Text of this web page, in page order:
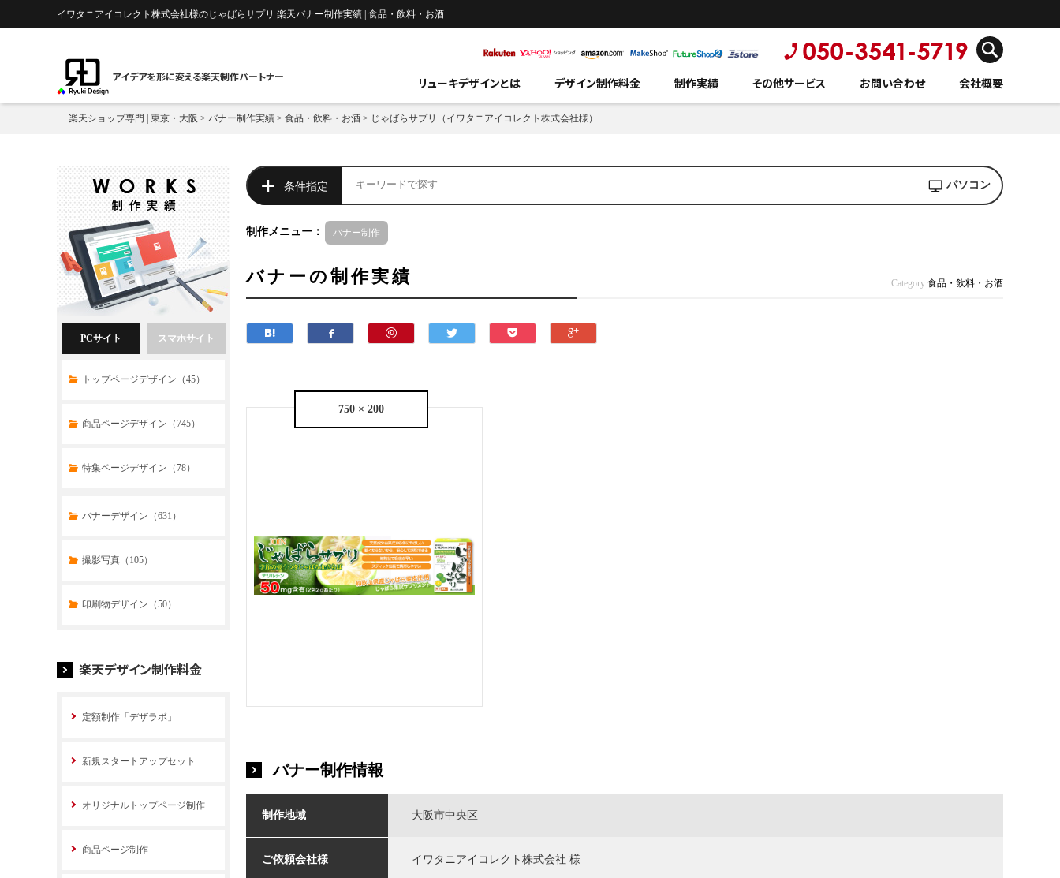
イワタニアイコレクト株式会社様のじゃばらサプリ 楽天バナー制作実績 | 食品・飲料・お酒
アイデアを形に変える楽天制作パートナー リューキデザインとは デザイン制作料金 制作実績 その他サービス お問い合わせ 会社概要
楽天ショップ専門 | 東京・大阪 > バナー制作実績 > 食品・飲料・お酒 > じゃばらサプリ（イワタニアイコレクト株式会社様）
条件指定 パソコン
制作メニュー： バナー制作
バナーの制作実績 Category:食品・飲料・お酒
750 × 200
バナー制作情報
制作地域 大阪市中央区
ご依頼会社様 イワタニアイコレクト株式会社 様
PCサイト
トップページデザイン（45）
商品ページデザイン（745）
特集ページデザイン（78）
スマホサイト
トップページデザイン（33）
商品ページデザイン（769）
特集ページデザイン（59）
バナーデザイン（631）
撮影写真（105）
印刷物デザイン（50）
楽天デザイン制作料金
定額制作「デザラボ」
新規スタートアップセット
オリジナルトップページ制作
商品ページ制作